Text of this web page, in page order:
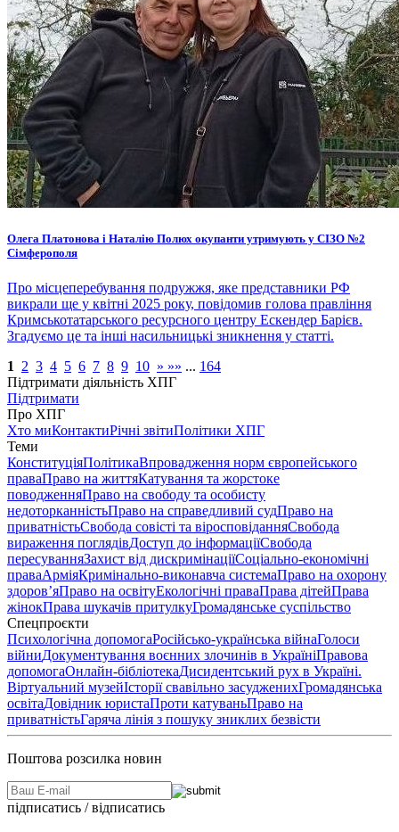
Олега Платонова і Наталію Полюх окупанти утримують у СІЗО №2
Сімферополя
Про місцеперебування подружжя, яке представники РФ
викрали ще у квітні 2025 року, повідомив голова правління
Кримськотатарського ресурсного центру Ескендер Барієв.
Згадуємо це та інші насильницькі зникнення у статті.
1
2 3 4 5 6 7 8 9 10 » »» ... 164
Підтримати діяльність ХПГ
Підтримати
Про ХПГ
Хто миКонтактиРічні звітиПолітики ХПГ
Теми
КонституціяПолітикаВпровадження норм європейського
праваПраво на життяКатування та жорстоке
поводженняПраво на свободу та особисту
недоторканністьПраво на справедливий судПраво на
приватністьСвобода совісті та віросповіданняСвобода
вираження поглядівДоступ до інформаціїСвобода
пересуванняЗахист від дискримінаціїСоціально-економічні
праваАрміяКримінально-виконавча системаПраво на охорону
здоров’яПраво на освітуЕкологічні праваПрава дітейПрава
жінокПрава шукачів притулкуГромадянське суспільство
Спецпроєкти
Психологічна допомогаРосійсько-українська війнаГолоси
війниДокументування воєнних злочинів в УкраїніПравова
допомогаОнлайн-бібліотекаДисидентський рух в Україні.
Віртуальний музейІсторії свавільно засудженихГромадянська
освітаДовідник юристаПроти катуваньПраво на
приватністьГаряча лінія з пошуку зниклих безвісти
Поштова розсилка новин
підписатись / відписатись